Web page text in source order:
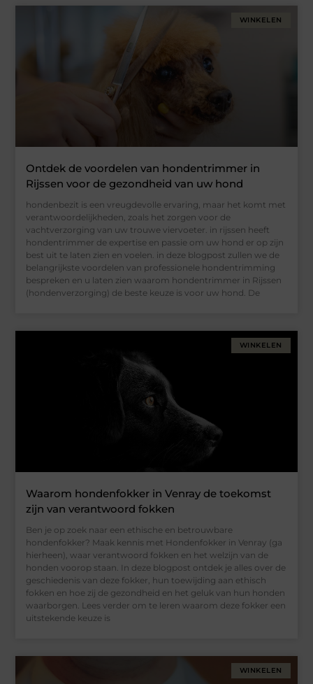
WINKELEN
Ontdek de voordelen van hondentrimmer in
Rijssen voor de gezondheid van uw hond
hondenbezit is een vreugdevolle ervaring, maar het komt met
verantwoordelijkheden, zoals het zorgen voor de
vachtverzorging van uw trouwe viervoeter. in rijssen heeft
hondentrimmer de expertise en passie om uw hond er op zijn
best uit te laten zien en voelen. in deze blogpost zullen we de
belangrijkste voordelen van professionele hondentrimming
bespreken en u laten zien waarom hondentrimmer in Rijssen
(hondenverzorging) de beste keuze is voor uw hond. De
WINKELEN
Waarom hondenfokker in Venray de toekomst
zijn van verantwoord fokken
Ben je op zoek naar een ethische en betrouwbare
hondenfokker? Maak kennis met Hondenfokker in Venray (ga
hierheen), waar verantwoord fokken en het welzijn van de
honden voorop staan. In deze blogpost ontdek je alles over de
geschiedenis van deze fokker, hun toewijding aan ethisch
fokken en hoe zij de gezondheid en het geluk van hun honden
waarborgen. Lees verder om te leren waarom deze fokker een
uitstekende keuze is
WINKELEN